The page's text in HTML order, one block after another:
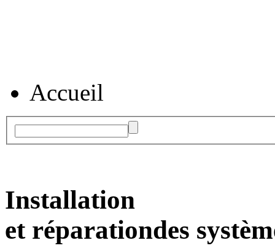
Accueil
Installation
et réparationdes